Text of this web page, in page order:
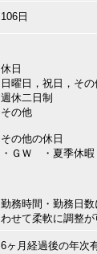
106日
休日
日曜日，祝日，その
週休二日制
その他
その他の休日
・ＧＷ ・夏季休
勤務時間・勤務日
わせて柔軟に調整が
6ヶ月経過後の年次